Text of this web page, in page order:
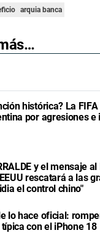
arquia banca
histórica? La
por agresiones e
y el mensaje
rescatará a las
el control chino"
lo hace oficial:
con el iPhone 18